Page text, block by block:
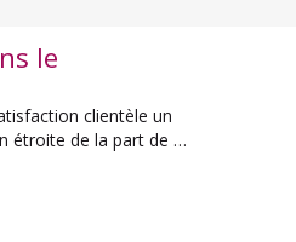
le
clientèle un
étroite de la part de …